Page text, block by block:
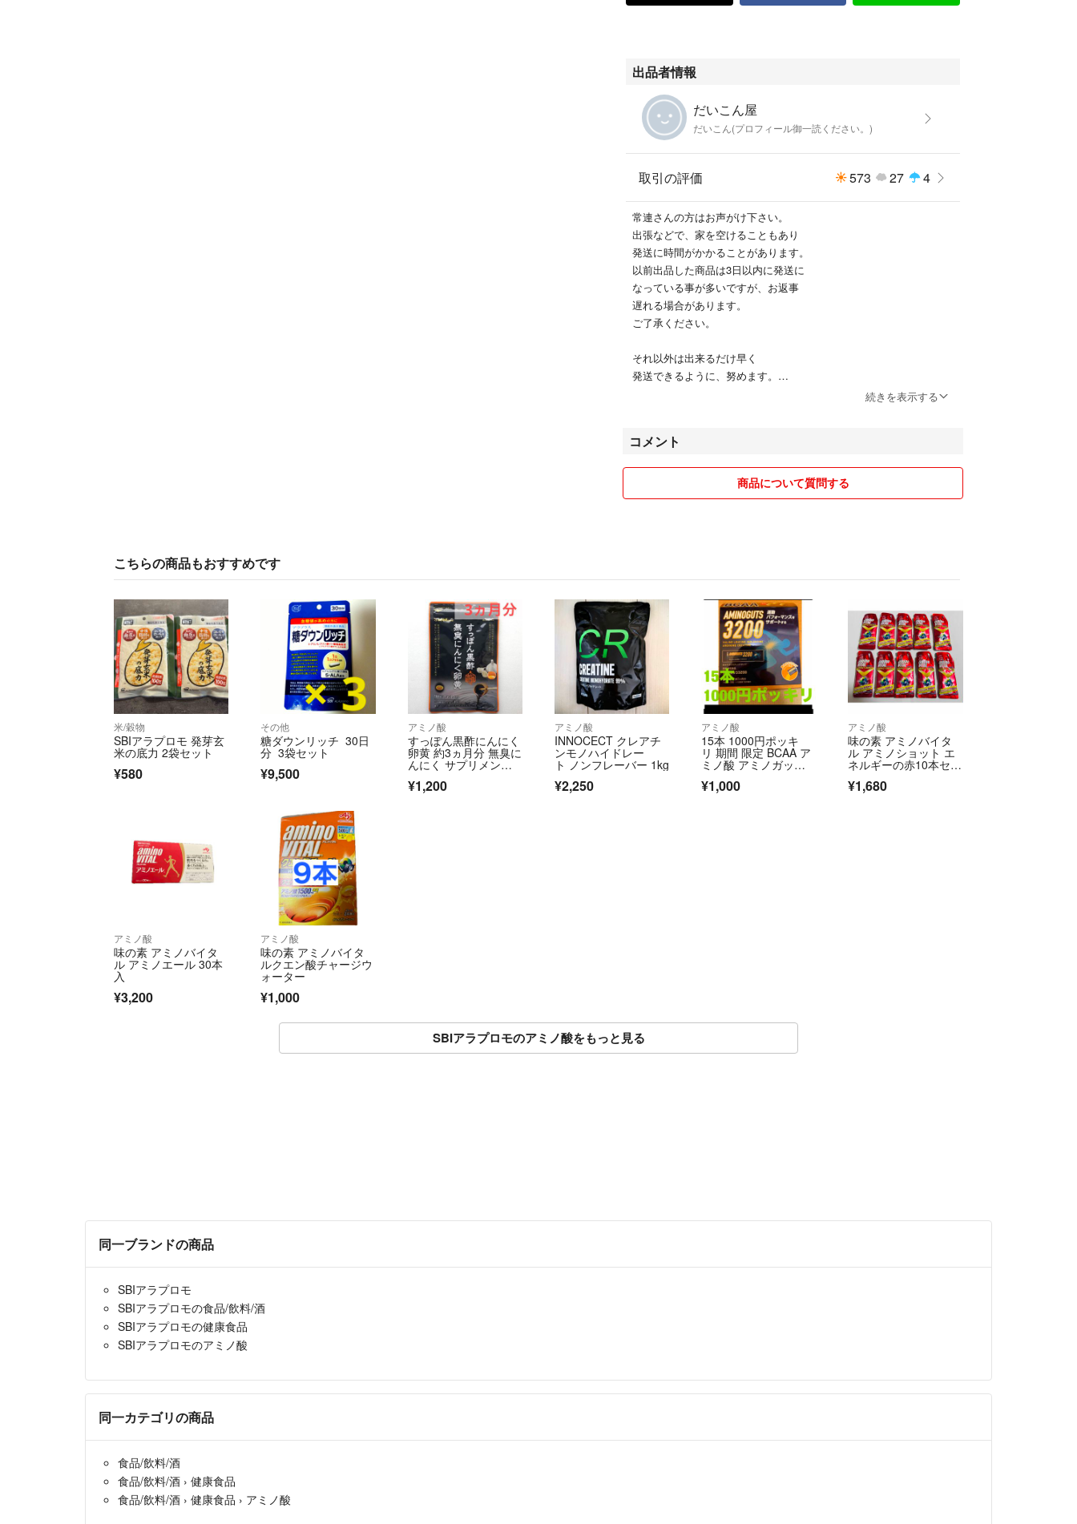
出品者情報
だいこん屋
だいこん(プロフィール御一読ください。)
取引の評価 573 27 4
常連さんの方はお声がけ下さい。
出張などで、家を空けることもあり
発送に時間がかかることがあります。
以前出品した商品は3日以内に発送に
なっている事が多いですが、お返事
遅れる場合があります。
ご了承ください。
それ以外は出来るだけ早く
発送できるように、努めます。
原因がわからないことがほとんどですので、
ご承知のうえご購入下さい。
送料の節約の為、基本、
箱から出して、中身のみを発送。
箱を圧縮して発送します。
必要ない場合は、そのままの、状態で
送付させていただきます。
未開封のまま、発送希望の方はお声がけ下さい。
送料分価格の上乗せ。または着払いにてご対応させて頂きます。
賞味期限は、詳細欄にない場合、
画像にてご確認ください。
続きを表示する
コメント
商品について質問する
こちらの商品もおすすめです
米/穀物
SBIアラプロモ 発芽玄
米の底力 2袋セット
¥580
その他
糖ダウンリッチ 30日
分 3袋セット
¥9,500
アミノ酸
すっぽん黒酢にんにく
卵黄 約3ヵ月分 無臭に
んにく サプリメン
ト 健康食品
¥1,200
アミノ酸
INNOCECT クレアチ
ンモノハイドレー
ト ノンフレーバー 1kg
¥2,250
アミノ酸
15本 1000円ポッキ
リ 期間 限定 BCAA ア
ミノ酸 アミノガッツ3
200
¥1,000
アミノ酸
味の素 アミノバイタ
ル アミノショット エ
ネルギーの赤10本セッ
ト(韓国表記)
¥1,680
アミノ酸
味の素 アミノバイタ
ル アミノエール 30本
入
¥3,200
アミノ酸
味の素 アミノバイタ
ルクエン酸チャージウ
ォーター
¥1,000
SBIアラプロモのアミノ酸をもっと見る
同一ブランドの商品
SBIアラプロモ
SBIアラプロモの食品/飲料/酒
SBIアラプロモの健康食品
SBIアラプロモのアミノ酸
同一カテゴリの商品
食品/飲料/酒
食品/飲料/酒 › 健康食品
食品/飲料/酒 › 健康食品 › アミノ酸